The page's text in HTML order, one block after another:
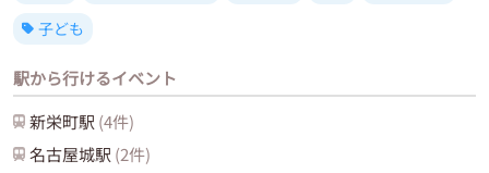
子ども
駅から行けるイベント
新栄町駅 (4件)
名古屋城駅 (2件)